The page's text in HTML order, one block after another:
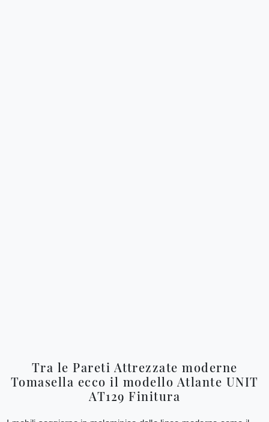
Tra le Pareti Attrezzate moderne
Tomasella ecco il modello Atlante UNIT
AT129 Finitura